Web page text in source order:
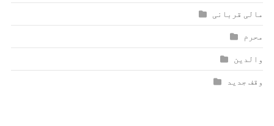
مالی قربانی
محرم
والدین
وقف جدید